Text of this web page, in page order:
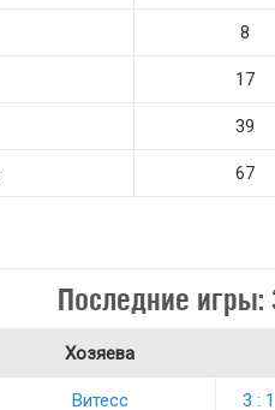
8
17
39
67
Последние игры:
Хозяева
Витесс 3 : 1